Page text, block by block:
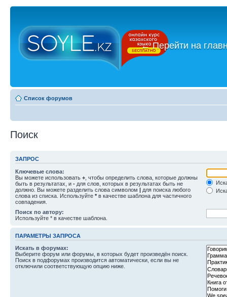
←Перейти на
Список форумов
Поиск
ЗАПРОС
Ключевые слова:
Вы можете использовать + , чтобы определить слова, которые должны
быть в результатах, и - для слов, которых в результатах быть не
должно. Вы можете разделить слова символом | для поиска любого
слова из списка. Используйте * в качестве шаблона для частичного
совпадения.
Поиск по автору:
Используйте * в качестве шаблона.
ПАРАМЕТРЫ ЗАПРОСА
Искать в форумах:
Выберите форум или форумы, в которых будет произведён поиск.
Поиск в подфорумах производится автоматически, если вы не
отключили соответствующую опцию ниже.